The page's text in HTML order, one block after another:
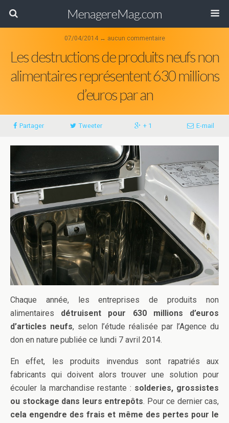
MenagereMag.com
07/04/2014 ↔ aucun commentaire
Les destructions de produits neufs non
alimentaires représentent 630 millions
d’euros par an
Partager Tweeter + 1 E-mail
Chaque année, les entreprises de produits non
alimentaires détruisent pour 630 millions d’euros
d’articles neufs, selon l’étude réalisée par l’Agence du
don en nature publiée ce lundi 7 avril 2014.
En effet, les produits invendus sont rapatriés aux
fabricants qui doivent alors trouver une solution pour
écouler la marchandise restante : solderies, grossistes
ou stockage dans leurs entrepôts. Pour ce dernier cas,
cela engendre des frais et même des pertes pour le